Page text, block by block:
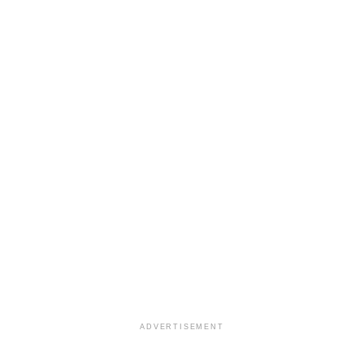
ADVERTISEMENT